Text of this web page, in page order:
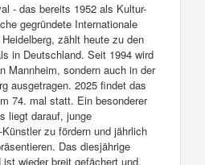
- das bereits 1952 als Kultur-
gegründete Internationale
zählt heute zu den
in Deutschland. Seit 1994 wird
Mannheim, sondern auch in der
ausgetragen. 2025 findet das
74. mal statt. Ein besonderer
liegt darauf, junge
zu fördern und jährlich
Das diesjährige
wieder breit gefächert und